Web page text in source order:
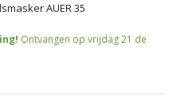
AUER 35
Ontvangen op vrijdag 21 de